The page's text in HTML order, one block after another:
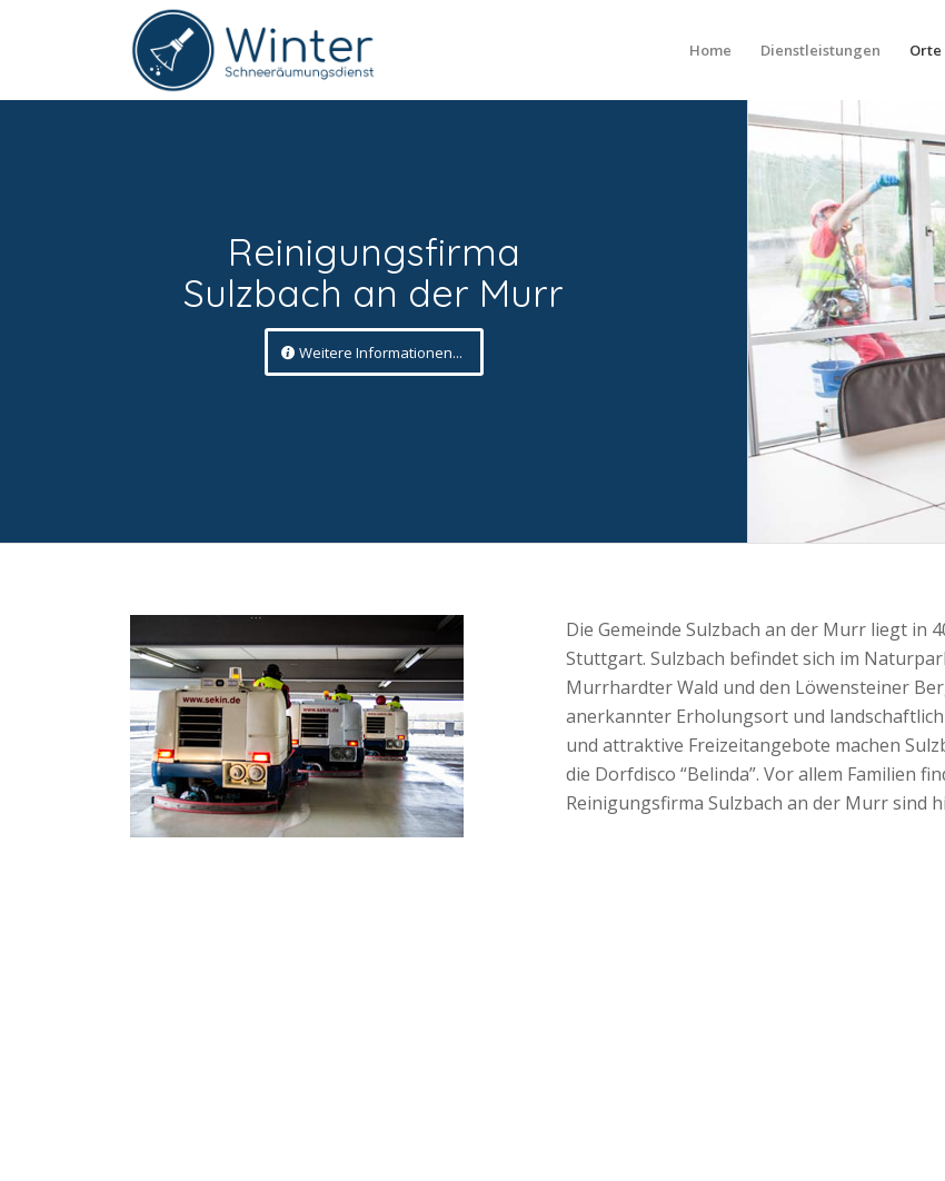
Home Dienstleistungen Orte
Reinigungsfirma
Sulzbach an der Murr
Weitere Informationen...
Die Gemeinde Sulzbach an der Murr liegt in
Stuttgart. Sulzbach befindet sich im
Murrhardter Wald und den Löwensteiner
anerkannter Erholungsort und
und attraktive Freizeitangebote machen
die Dorfdisco “Belinda”. Vor allem Familien
Reinigungsfirma Sulzbach an der Murr sind